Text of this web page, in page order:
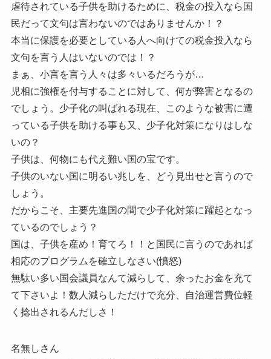
虐待されている子供を助けるために、税金の投入なら国
民だって文句は言わないのではありませんか！？
本当に保護を必要としている人へ向けての税金投入なら
文句を言う人はいないのでは！？
まぁ、小言を言う人々は多々いるだろうが…
児相に強権を付与することに対して、何が弊害となるの
でしょう。少子化の叫ばれる現在、このような被害に遭
っている子供を助ける事も又、少子化対策になりはしな
いの？
子供は、何物にも代え難い国の宝です。
子供のいない国に明るい兆しを、どう見出せと言うので
しょう。
だからこそ、主要先進国の間で少子化対策に躍起となっ
ているのでしょう？
国は、子供を産め！育てろ！！と国民に言うのであれば
相応のプログラムを確立しなさい(憤怒)
無駄い多い国会議員なんて減らして、余ったお金を充て
て下さいよ！数人減らしただけで充分、自治運営費位軽
く捻出されるんだしさ！
名無しさん